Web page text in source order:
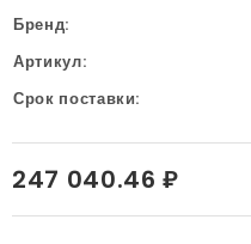
Бренд:
Артикул:
Срок поставки:
247 040.46 ₽